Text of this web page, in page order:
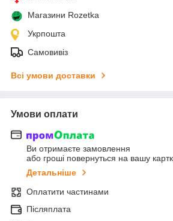
Магазини Rozetka
Укрпошта
Самовивіз
Всі умови доставки
Умови оплати
Ви отримаєте замовлення
або гроші повернуться на вашу
Детальніше
Оплатити частинами
Післяплата